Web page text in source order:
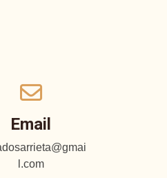
Email
l.com